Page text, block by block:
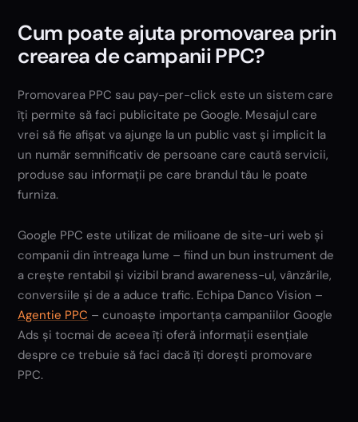
Cum poate ajuta promovarea prin
crearea de campanii PPC?
Promovarea PPC sau pay-per-click este un sistem care
îți permite să faci publicitate pe Google. Mesajul care
vrei să fie afișat va ajunge la un public vast și implicit la
un număr semnificativ de persoane care caută servicii,
produse sau informații pe care brandul tău le poate
furniza.
Google PPC este utilizat de milioane de site-uri web și
companii din întreaga lume – fiind un bun instrument de
a crește rentabil și vizibil brand awareness-ul, vânzările,
conversiile și de a aduce trafic. Echipa Danco Vision –
Agentie PPC – cunoaște importanța campaniilor Google
Ads și tocmai de aceea îți oferă informații esențiale
despre ce trebuie să faci dacă îți dorești promovare
PPC.